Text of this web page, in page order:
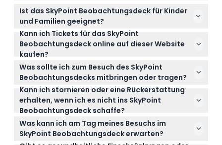
Das SkyPoint Beobachtungsdeck ist täglich von 7:30
bis 20:30 Uhr geöffnet, der letzte Einlass erfolgt 30
Minuten vor Schließung. Die Schließzeiten können je
nach Nachfrage variieren, daher ist es am besten,
die aktuellen Zeiten beim Online-Buchen zu prüfen
(Änderungen vorbehalten – bitte bestätigen Sie die
Zeiten zum Buchungszeitpunkt).
Ist das SkyPoint Beobachtungsdeck für Kinder
und Familien geeignet?
Ja, Kinder unter 3 Jahren haben freien Eintritt, aber
Personen unter 18 müssen von einem zahlenden
Erwachsenen begleitet werden. Sehr kleine
Kleinkinder und Schwangeren wird ein Besuch nicht
empfohlen.
Kann ich Tickets für das SkyPoint
Beobachtungsdeck online auf dieser Website
kaufen?
Absolut! Sie können Ihre Tickets für das SkyPoint
Beobachtungsdeck ganz einfach und sicher hier
auf dieser Website buchen, um Ihren Platz zu
garantieren.
Was sollte ich zum Besuch des SkyPoint
Beobachtungsdecks mitbringen oder tragen?
Tagsüber können Besucher leger gekleidet sein,
aber wenn Sie freitags oder samstags nach 20 Uhr
besuchen, ist ein gepflegter Freizeitdresscode
vorgeschrieben.
Kann ich stornieren oder eine Rückerstattung
erhalten, wenn ich es nicht ins SkyPoint
Beobachtungsdeck schaffe?
Tickets sind nicht erstattungsfähig und können
nicht storniert werden, daher sollten Sie sich vor der
Buchung Ihrer Pläne sicher sein.
Was kann ich am Tag meines Besuchs im
SkyPoint Beobachtungsdeck erwarten?